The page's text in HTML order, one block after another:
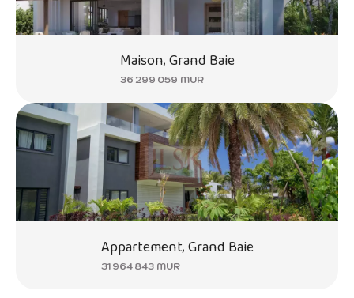
Maison, Grand Baie
36 299 059 MUR
Appartement, Grand Baie
31 964 843 MUR